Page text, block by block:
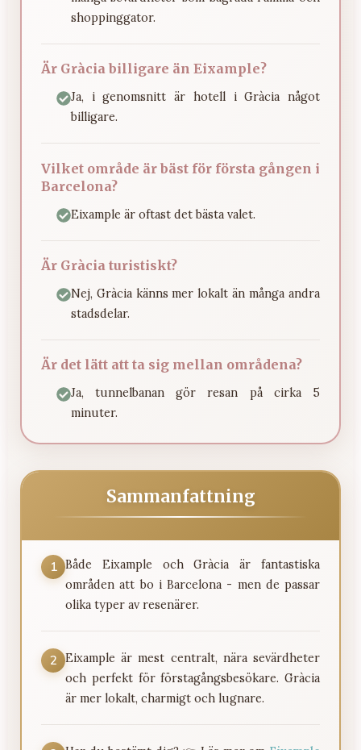
shoppinggator.
Är Gràcia billigare än Eixample?
Ja, i genomsnitt är hotell i Gràcia något
billigare.
Vilket område är bäst för första gången i
Barcelona?
Eixample är oftast det bästa valet.
Är Gràcia turistiskt?
Nej, Gràcia känns mer lokalt än många andra
stadsdelar.
Är det lätt att ta sig mellan områdena?
Ja, tunnelbanan gör resan på cirka 5
minuter.
Sammanfattning
1 Både Eixample och Gràcia är fantastiska
områden att bo i Barcelona - men de passar
olika typer av resenärer.
2
Eixample är mest centralt, nära sevärdheter
och perfekt för förstagångsbesökare. Gràcia
är mer lokalt, charmigt och lugnare.